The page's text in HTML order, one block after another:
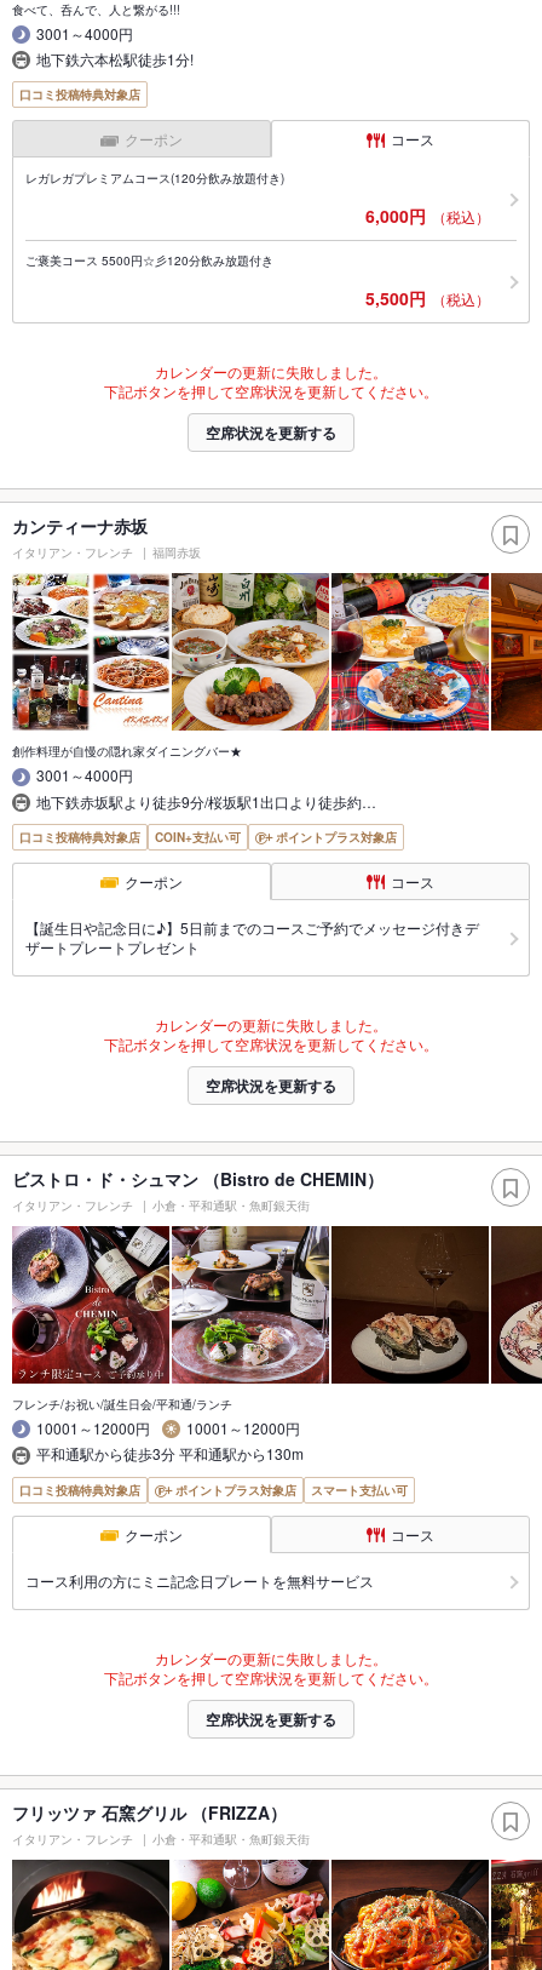
食べて、呑んで、人と繋がる!!!
3001～4000円
地下鉄六本松駅徒歩1分!
口コミ投稿特典対象店
クーポン コース
レガレガプレミアムコース(120分飲み放題付き)
6,000円 （税込）
ご褒美コース 5500円☆彡120分飲み放題付き
5,500円 （税込）
カレンダーの更新に失敗しました。
下記ボタンを押して空席状況を更新してください。
空席状況を更新する
カンティーナ赤坂
イタリアン・フレンチ 福岡赤坂
創作料理が自慢の隠れ家ダイニングバー★
3001～4000円
地下鉄赤坂駅より徒歩9分/桜坂駅1出口より徒歩約…
口コミ投稿特典対象店 COIN+支払い可 ポイントプラス対象店
クーポン コース
【誕生日や記念日に♪】5日前までのコースご予約でメッセージ付きデ
ザートプレートプレゼント
カレンダーの更新に失敗しました。
下記ボタンを押して空席状況を更新してください。
空席状況を更新する
ビストロ・ド・シュマン （Bistro de CHEMIN）
イタリアン・フレンチ 小倉・平和通駅・魚町銀天街
フレンチ/お祝い/誕生日会/平和通/ランチ
10001～12000円
10001～12000円
平和通駅から徒歩3分 平和通駅から130m
口コミ投稿特典対象店 ポイントプラス対象店 スマート支払い可
クーポン コース
コース利用の方にミニ記念日プレートを無料サービス
カレンダーの更新に失敗しました。
下記ボタンを押して空席状況を更新してください。
空席状況を更新する
フリッツァ 石窯グリル （FRIZZA）
イタリアン・フレンチ 小倉・平和通駅・魚町銀天街